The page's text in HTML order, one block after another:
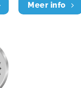
Meer info